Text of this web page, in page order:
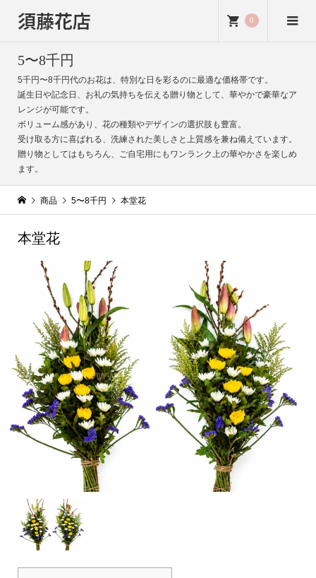
須藤花店 0
5〜8千円
5千円〜8千円代のお花は、特別な日を彩るのに最適な価格帯です。
誕生日や記念日、お礼の気持ちを伝える贈り物として、華やかで豪華なア
レンジが可能です。
ボリューム感があり、花の種類やデザインの選択肢も豊富。
受け取る方に喜ばれる、洗練された美しさと上質感を兼ね備えています。
贈り物としてはもちろん、ご自宅用にもワンランク上の華やかさを楽しめ
ます。
商品 5〜8千円 本堂花
本堂花